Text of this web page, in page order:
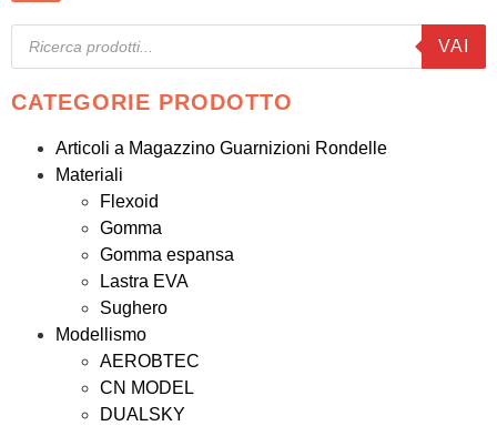
VAI
CATEGORIE PRODOTTO
Articoli a Magazzino Guarnizioni Rondelle
Materiali
Flexoid
Gomma
Gomma espansa
Lastra EVA
Sughero
Modellismo
AEROBTEC
CN MODEL
DUALSKY